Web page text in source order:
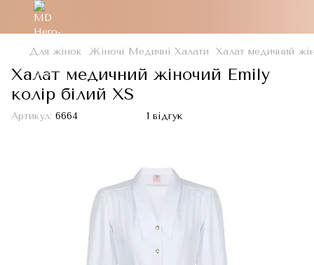
Для жінок Жіночі Медичні Халати Халат медичний
Халат медичний жіночий Emily
колір білий XS
Артикул: 6664 1 відгук